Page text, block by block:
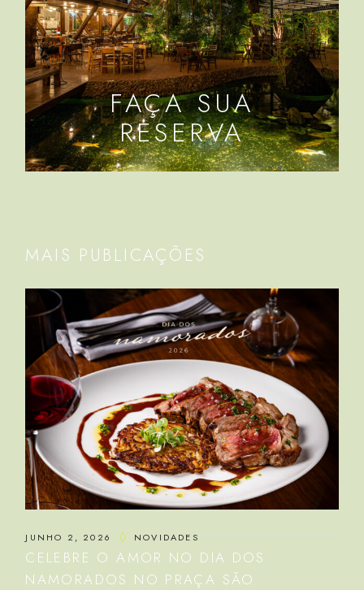
FAÇA SUA
RESERVA
MAIS PUBLICAÇÕES
JUNHO 2, 2026 NOVIDADES
CELEBRE O AMOR NO DIA DOS
NAMORADOS NO PRAÇA SÃO